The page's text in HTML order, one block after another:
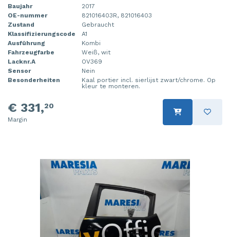
Baujahr
2017
OE-nummer
821016403R, 821016403
Zustand
Gebraucht
Klassifizierungscode
A1
Ausführung
Kombi
Fahrzeugfarbe
Weiß, wit
Lacknr.A
OV369
Sensor
Nein
Besonderheiten
Kaal portier incl. sierlijst zwart/chrome. Op
kleur te monteren.
€ 331,20
Margin